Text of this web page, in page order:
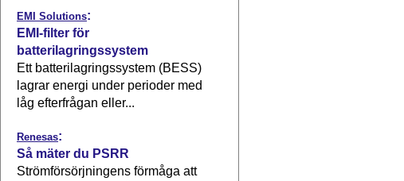
EMI Solutions:
EMI-filter för
batterilagringssystem
Ett batterilagringssystem (BESS)
lagrar energi under perioder med
låg efterfrågan eller...
Renesas:
Så mäter du PSRR
Strömförsörjningens förmåga att